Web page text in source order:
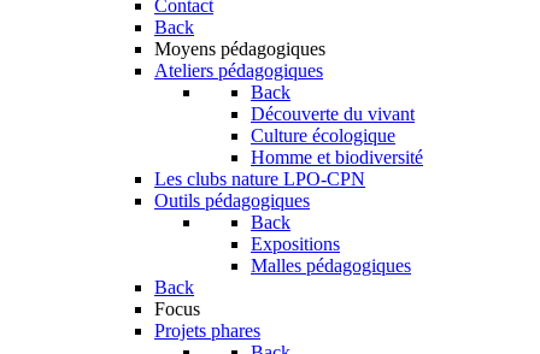
Contact
Back
Moyens pédagogiques
Ateliers pédagogiques
Back
Découverte du vivant
Culture écologique
Homme et biodiversité
Les clubs nature LPO-CPN
Outils pédagogiques
Back
Expositions
Malles pédagogiques
Back
Focus
Projets phares